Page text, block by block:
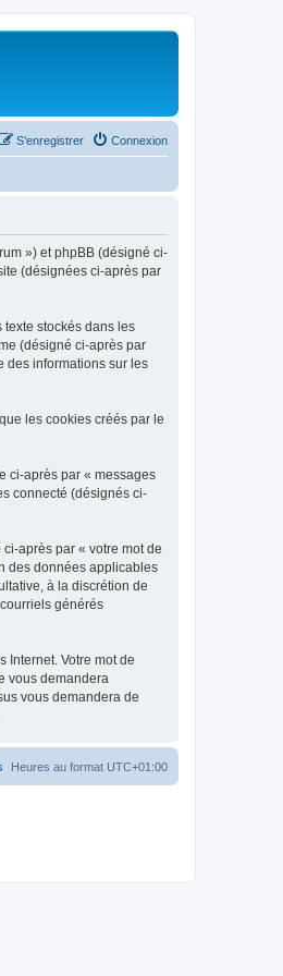
Connexion
S’enregistrer
») et phpBB (désigné ci-
(désignées ci-après par
stockés dans les
(désigné ci-après par
des informations sur les
les cookies créés par le
ci-après par « messages
connecté (désignés ci-
après par « votre mot de
des données applicables
à la discrétion de
générés
Internet. Votre mot de
vous demandera
vous demandera de
Heures au format UTC+01:00